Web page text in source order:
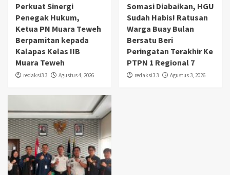
Perkuat Sinergi
Penegak Hukum,
Ketua PN Muara Teweh
Berpamitan kepada
Kalapas Kelas IIB
Muara Teweh
redaksi3 3 Agustus 4, 2026
Somasi Diabaikan, HGU
Sudah Habis! Ratusan
Warga Buay Bulan
Bersatu Beri
Peringatan Terakhir Ke
PTPN 1 Regional 7
redaksi3 3 Agustus 3, 2026